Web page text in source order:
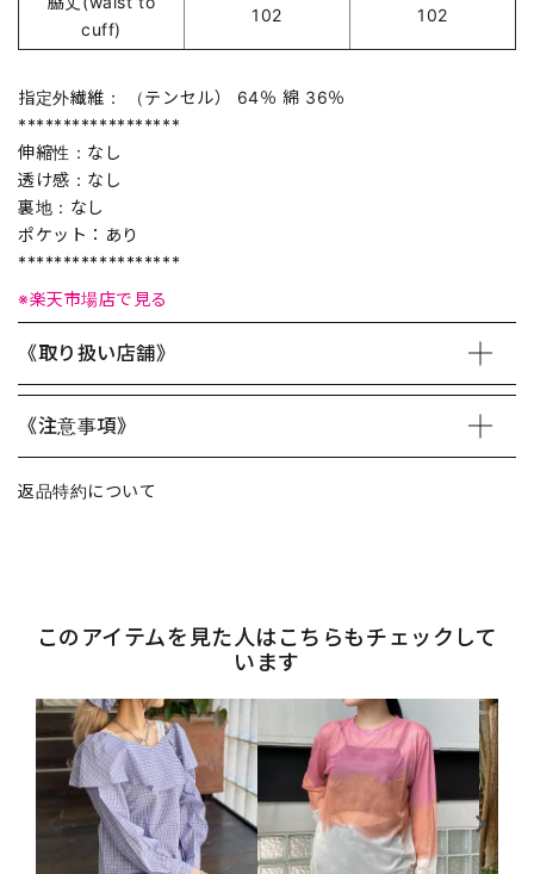
cuff)
102 102
指定外繊維： （テンセル） 64％ 綿 36％
******************
伸縮性：なし
透け感：なし
裏地：なし
ポケット：あり
******************
※楽天市場店で見る
《取り扱い店舗》
《注意事項》
返品特約について
このアイテムを見た人はこちらもチェックして
います